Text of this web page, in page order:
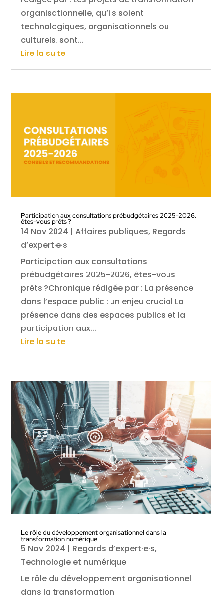
organisationnelle, qu’ils soient
technologiques, organisationnels ou
culturels, sont...
Lire la suite
Participation aux consultations prébudgétaires 2025-2026,
êtes-vous prêts ?
14 Nov 2024 |Affaires publiques, Regards
d’expert·e·s
Participation aux consultations
prébudgétaires 2025-2026, êtes-vous
prêts ?Chronique rédigée par : La présence
dans l’espace public : un enjeu crucial La
présence dans des espaces publics et la
participation aux...
Lire la suite
Le rôle du développement organisationnel dans la
transformation numérique
5 Nov 2024 | Regards d’expert·e·s,
Technologie et numérique
Le rôle du développement organisationnel
dans la transformation